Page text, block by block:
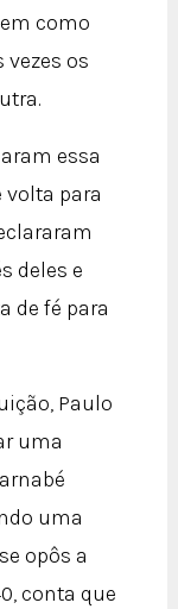
como
vezes os
essa
volta para
deles e
de fé para
Paulo
uma
uma
opôs a
conta que